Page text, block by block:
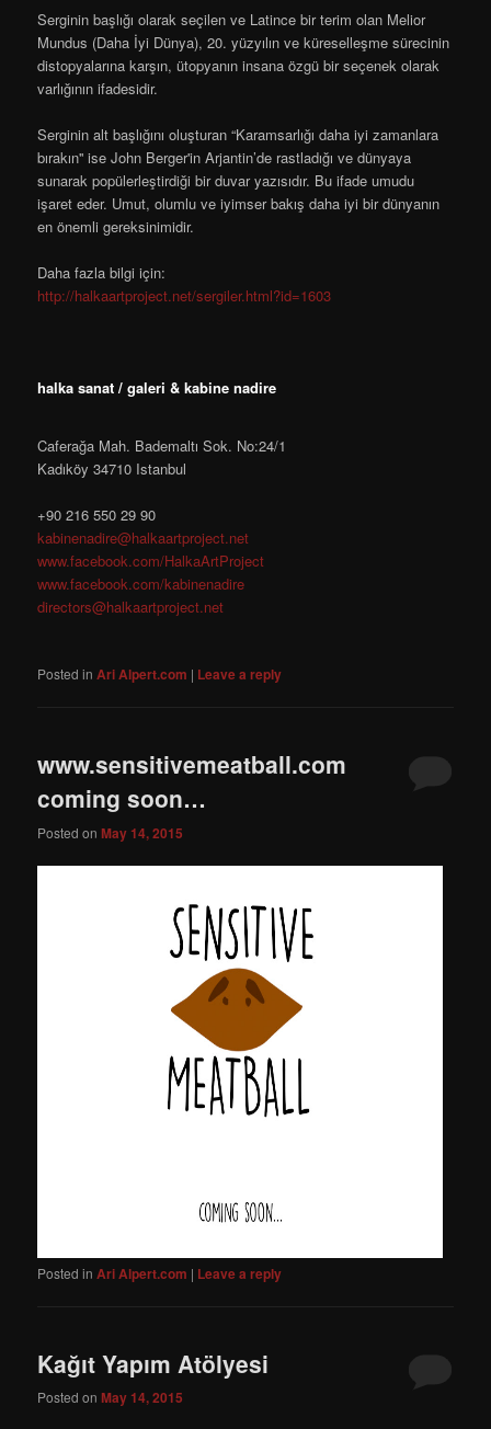
Serginin başlığı olarak seçilen ve Latince bir terim olan Melior
Mundus (Daha İyi Dünya), 20. yüzyılın ve küreselleşme sürecinin
distopyalarına karşın, ütopyanın insana özgü bir seçenek olarak
varlığının ifadesidir.
Serginin alt başlığını oluşturan “Karamsarlığı daha iyi zamanlara
bırakın'' ise John Berger'in Arjantin’de rastladığı ve dünyaya
sunarak popülerleştirdiği bir duvar yazısıdır. Bu ifade umudu
işaret eder. Umut, olumlu ve iyimser bakış daha iyi bir dünyanın
en önemli gereksinimidir.
Daha fazla bilgi için:
http://halkaartproject.net/sergiler.html?id=1603
halka sanat / galeri & kabine nadire
Caferağa Mah. Bademaltı Sok. No:24/1
Kadıköy 34710 Istanbul
+90 216 550 29 90
kabinenadire@halkaartproject.net
www.facebook.com/HalkaArtProject
www.facebook.com/kabinenadire
directors@halkaartproject.net
Posted in Ari Alpert.com | Leave a reply
www.sensitivemeatball.com
coming soon…
Posted onMay 14, 2015
Posted in Ari Alpert.com | Leave a reply
Kağıt Yapım Atölyesi
Posted onMay 14, 2015